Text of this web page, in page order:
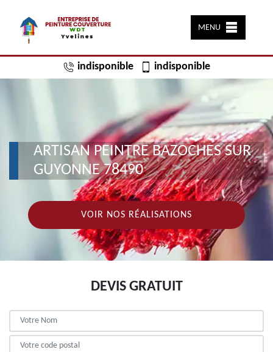
MENU
indisponible indisponible
ARTISAN PEINTRE BAZOCHES SUR
GUYONNE 78490
VOIR NOS RÉALISATIONS
DEVIS GRATUIT